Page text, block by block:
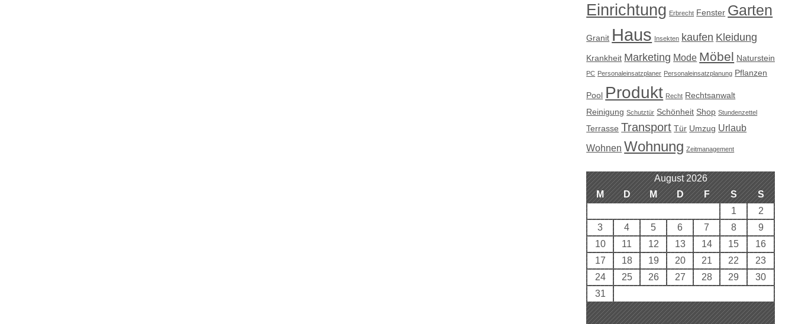
Einrichtung Erbrecht Fenster Garten
Granit Haus Insekten kaufen Kleidung
Krankheit Marketing Mode Möbel Naturstein
PC Personaleinsatzplaner Personaleinsatzplanung Pflanzen
Pool Produkt Recht Rechtsanwalt
Reinigung Schutztür Schönheit Shop Stundenzettel
Terrasse Transport Tür Umzug Urlaub
Wohnen Wohnung Zeitmanagement
August 2026
M
D M D F S
S
1
2
3
4 5 6 7 8
9
10
11 12 13 14 15
16
17
18 19 20 21 22
23
24
25 26 27 28 29
30
31